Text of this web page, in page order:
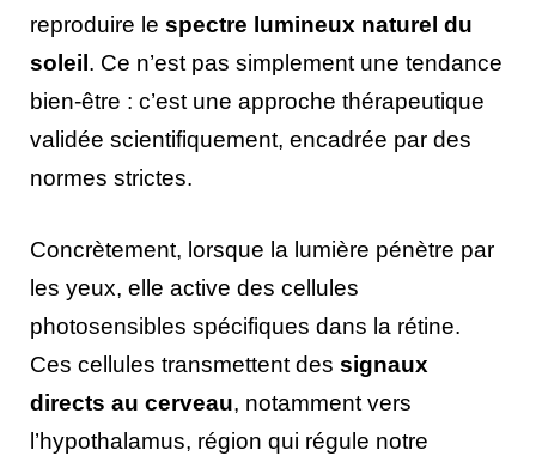
reproduire le spectre lumineux naturel du
soleil . Ce n’est pas simplement une tendance
bien-être : c’est une approche thérapeutique
validée scientifiquement, encadrée par des
normes strictes.
Concrètement, lorsque la lumière pénètre par
les yeux, elle active des cellules
photosensibles spécifiques dans la rétine.
Ces cellules transmettent des signaux
directs au cerveau, notamment vers
l’hypothalamus, région qui régule notre